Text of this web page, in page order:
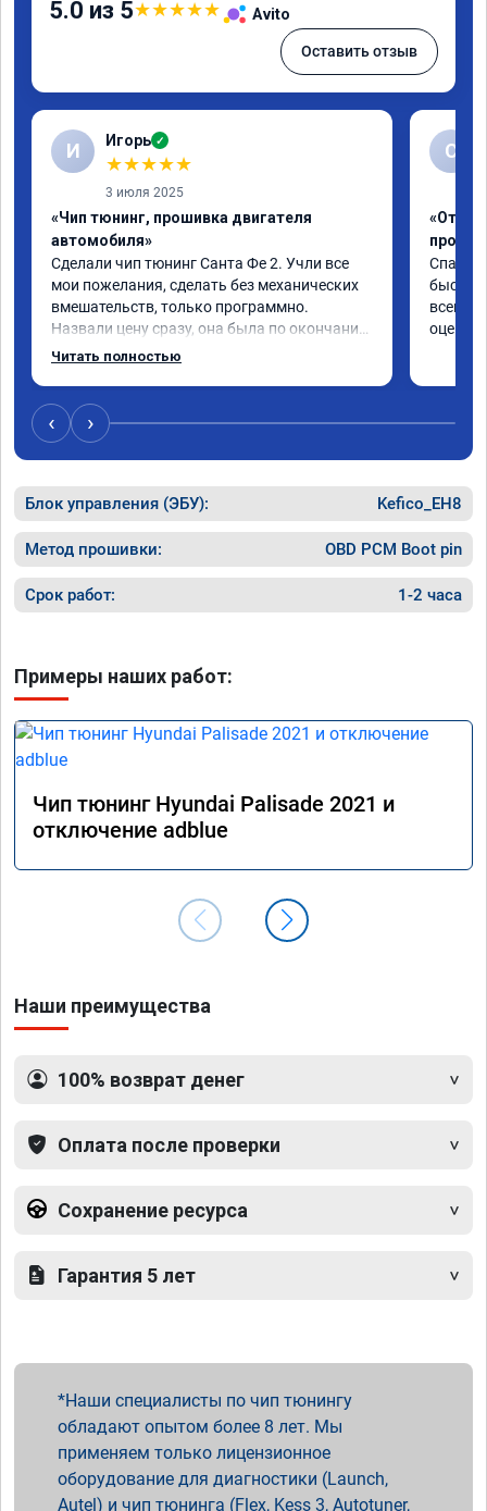
5.0 из 5★★★★★ Avito
Оставить отзыв
И Игорь ✓
★★★★★
3 июля 2025
«Чип тюнинг, прошивка двигателя
автомобиля»
Сделали чип тюнинг Санта Фе 2. Учли все
мои пожелания, сделать без механических
вмешательств, только программно.
Назвали цену сразу, она была по окончании
работ без изменений. Александр профи
Спасибо большое и процветания сервису!!!
Читать полностью
С
быстро
всем
оценку
‹ ›
Блок управления (ЭБУ): Kefico_EH8
Метод прошивки: OBD PCM Boot pin
Срок работ: 1-2 часа
Примеры наших работ:
Чип тюнинг Hyundai Palisade 2021 и
отключение adblue
Наши преимущества
100% возврат денег
Оплата после проверки
Сохранение ресурса
Гарантия 5 лет
Наши специалисты по чип тюнингу
обладают опытом более 8 лет. Мы
применяем только лицензионное
оборудование для диагностики (Launch,
Autel) и чип тюнинга (Flex, Kess 3, Autotuner,